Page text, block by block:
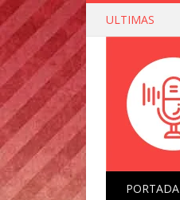
ULTIMAS
PORTADA